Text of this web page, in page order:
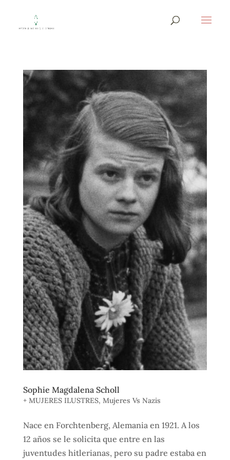
Sophie Magdalena Scholl
+ MUJERES ILUSTRES, Mujeres Vs Nazis
Nace en Forchtenberg, Alemania en 1921. A los
12 años se le solicita que entre en las
juventudes hitlerianas, pero su padre estaba en